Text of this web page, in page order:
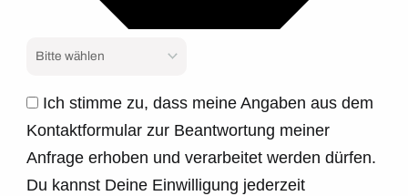
Ich stimme zu, dass meine Angaben aus dem
Kontaktformular zur Beantwortung meiner
Anfrage erhoben und verarbeitet werden dürfen.
Du kannst Deine Einwilligung jederzeit